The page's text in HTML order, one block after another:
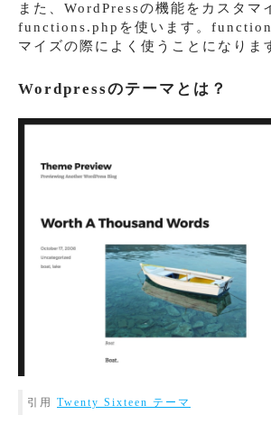
また、WordPressの機能をカスタマ
functions.phpを使います。
マイズの際によく使うことになりま
Wordpressのテーマとは？
引用 Twenty Sixteen テーマ